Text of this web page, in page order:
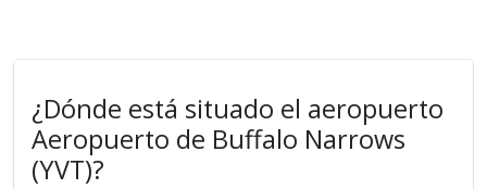
¿Dónde está situado el aeropuerto
Aeropuerto de Buffalo Narrows
(YVT)?